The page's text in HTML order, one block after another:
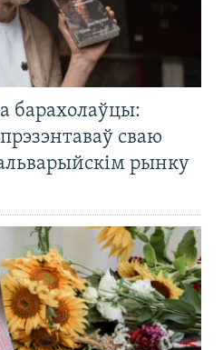
барахолаўцы:
сваю
рынку